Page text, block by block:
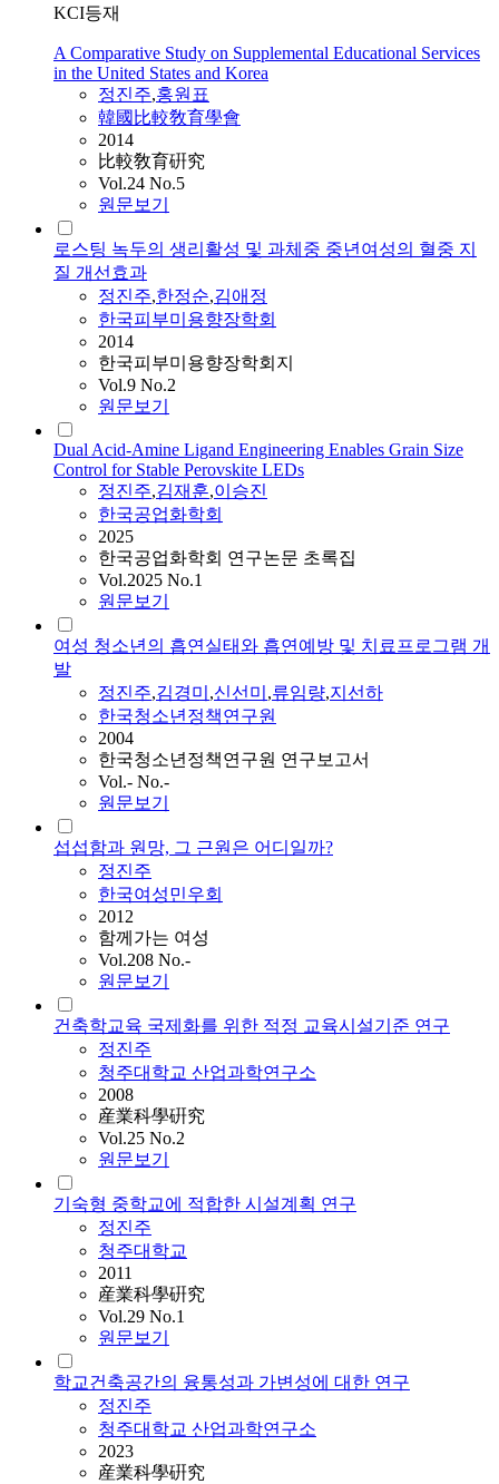
KCI등재
A Comparative Study on Supplemental Educational Services
in the United States and Korea
정진주,홍원표
韓國比較敎育學會
2014
比較敎育硏究
Vol.24 No.5
원문보기
로스팅 녹두의 생리활성 및 과체중 중년여성의 혈중 지
질 개선효과
정진주,한정순,김애 정
한국피부미용향장학회
2014
한국피부미용향장학회지
Vol.9 No.2
원문보기
Dual Acid-Amine Ligand Engineering Enables Grain Size
Control for Stable Perovskite LEDs
정진주,김재훈,이승진
한국공업화학회
2025
한국공업화학회 연구논문 초록집
Vol.2025 No.1
원문보기
여성 청소년의 흡연실태와 흡연예방 및 치료프로그램 개
발
정진주,김경미 ,신선미 ,류임량,지선하
한국청소년정책연구원
2004
한국청소년정책연구원 연구보고서
Vol.- No.-
원문보기
섭섭함과 원망, 그 근원은 어디일까?
정진주
한국여성민우회
2012
함께가는 여성
Vol.208 No.-
원문보기
건축학교육 국제화를 위한 적정 교육시설기준 연구
정진주
청주대학교 산업과학연구소
2008
産業科學硏究
Vol.25 No.2
원문보기
기숙형 중학교에 적합한 시설계획 연구
정진주
청주대학교
2011
産業科學硏究
Vol.29 No.1
원문보기
학교건축공간의 융통성과 가변성에 대한 연구
정진주
청주대학교 산업과학연구소
2023
産業科學硏究